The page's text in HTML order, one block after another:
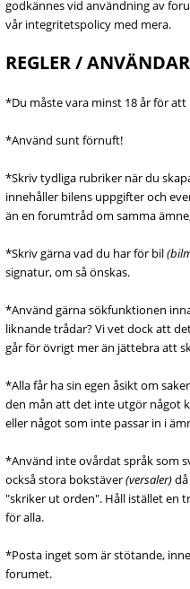
godkännes vid användning av
vår integritetspolicy med mera.
REGLER /
*Du måste vara minst 18 år för
*Använd sunt förnuft!
*Skriv tydliga rubriker när du
innehåller bilens uppgifter och
än en forumtråd om samma
*Skriv gärna vad du har för bil
signatur, om så önskas.
*Använd gärna sökfunktionen
liknande trådar? Vi vet dock att
går för övrigt mer än jättebra att
*Alla får ha sin egen åsikt om
den mån att det inte utgör något
eller något som inte passar in i
*Använd inte ovårdat språk som
också stora bokstäver(versaler)
"skriker ut orden". Håll istället en
för alla.
*Posta inget som är stötande,
forumet.